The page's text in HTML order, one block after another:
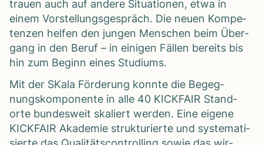
trauen auch auf andere Situa­tio­nen, etwa in
einem Vor­stel­lungs­ge­spräch. Die neuen Kom­pe­
ten­zen hel­fen den jun­gen Men­schen beim Über­
gang in den Beruf – in eini­gen Fäl­len bereits bis
hin zum Beginn eines Stu­di­ums.
Mit der SKala För­de­rung konnte die Begeg­
nungs­kom­po­nente in alle 40 KICKFAIR Stand­
orte bun­des­weit ska­liert wer­den. Eine eigene
KICKFAIR Aka­de­mie struk­tu­rierte und sys­te­ma­ti­